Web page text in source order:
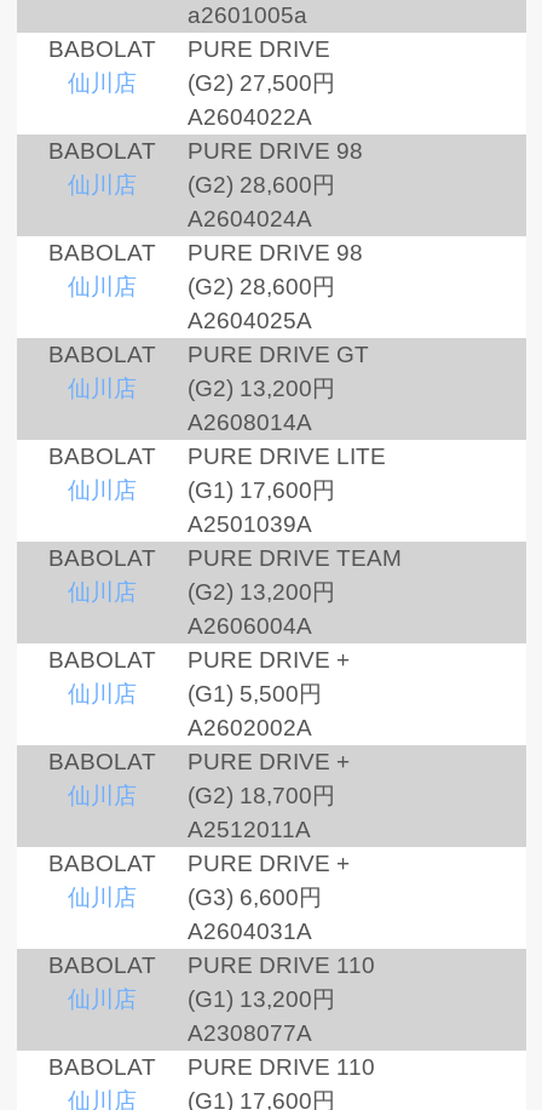
a2601005a
BABOLAT
仙川店
PURE DRIVE
(G2) 27,500円
A2604022A
BABOLAT
仙川店
PURE DRIVE 98
(G2) 28,600円
A2604024A
BABOLAT
仙川店
PURE DRIVE 98
(G2) 28,600円
A2604025A
BABOLAT
仙川店
PURE DRIVE GT
(G2) 13,200円
A2608014A
BABOLAT
仙川店
PURE DRIVE LITE
(G1) 17,600円
A2501039A
BABOLAT
仙川店
PURE DRIVE TEAM
(G2) 13,200円
A2606004A
BABOLAT
仙川店
PURE DRIVE +
(G1) 5,500円
A2602002A
BABOLAT
仙川店
PURE DRIVE +
(G2) 18,700円
A2512011A
BABOLAT
仙川店
PURE DRIVE +
(G3) 6,600円
A2604031A
BABOLAT
仙川店
PURE DRIVE 110
(G1) 13,200円
A2308077A
BABOLAT
仙川店
PURE DRIVE 110
(G1) 17,600円